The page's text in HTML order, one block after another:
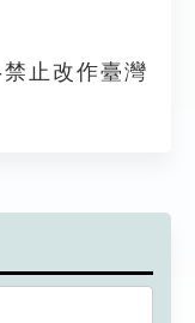
止改作臺灣